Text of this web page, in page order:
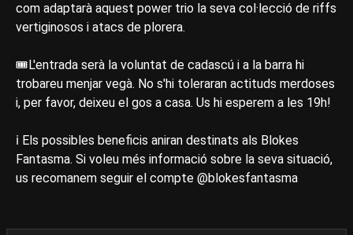
com adaptarà aquest power trio la seva col·lecció de riffs
vertiginosos i atacs de plorera.
🎟️L'entrada serà la voluntat de cadascú i a la barra hi
trobareu menjar vegà. No s'hi toleraran actituds merdoses
i, per favor, deixeu el gos a casa. Us hi esperem a les 19h!
ℹ️ Els possibles beneficis aniran destinats als Blokes
Fantasma. Si voleu més informació sobre la seva situació,
us recomanem seguir el compte @blokesfantasma